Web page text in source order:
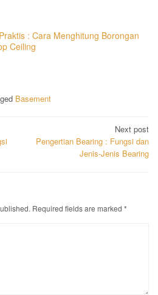
: Cara Menghitung Borongan
Ceiling
Basement
Next post
Pengertian Bearing : Fungsi dan
Jenis-Jenis Bearing
Required fields are marked *